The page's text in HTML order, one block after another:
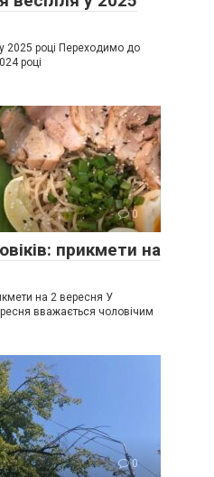
2025 році Переходимо до
році
0
прикмети на
на 2 вересня У
вважається чоловічим
0